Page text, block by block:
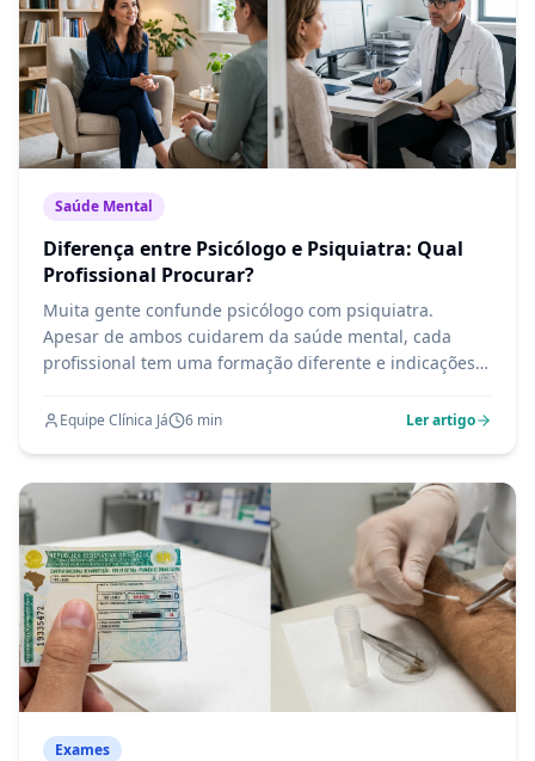
Saúde Mental
Diferença entre Psicólogo e Psiquiatra: Qual
Profissional Procurar?
Muita gente confunde psicólogo com psiquiatra.
Apesar de ambos cuidarem da saúde mental, cada
profissional tem uma formação diferente e indicações
Equipe Clínica Já 6 min Ler artigo
Exames